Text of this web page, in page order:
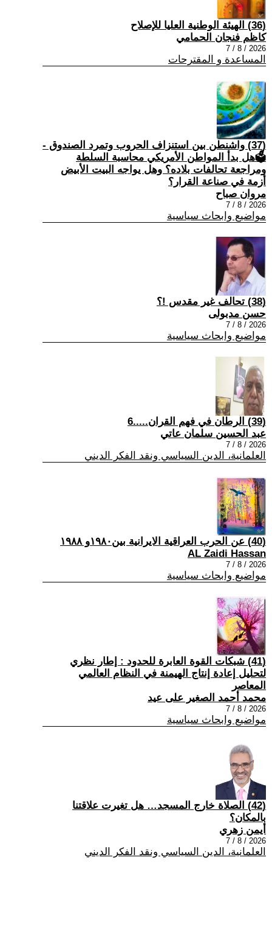
(36) الهيئة الوطنية العليا للإصلاح
كاظم فنجان الحمامي
2026 / 8 / 7
المساعدة و المقترحات
(37) واشنطن بين استنزاف الحروب وتمرد الصندوق -
🗳هل بدأ المواطن الأمريكي محاسبة السلطة
ومراجعة تحالفات بلاده؟ وهل يواجه البيت الأبيض
أزمة في صناعة القرار؟
مروان صباح
2026 / 8 / 7
مواضيع وابحاث سياسية
(38) تحالف غير مقدس !؟
حسن مدبولى
2026 / 8 / 7
مواضيع وابحاث سياسية
(39) الرطان في فهم القران.....6
عبد الحسين سلمان عاتي
2026 / 8 / 7
العلمانية، الدين السياسي ونقد الفكر الديني
(40) عن الحرب العراقية الايرانية بين١٩٨٠و ١٩٨٨
AL Zaidi Hassan
2026 / 8 / 7
مواضيع وابحاث سياسية
(41) شبكات القوة العابرة للحدود : إطار نظري
لتحليل إعادة إنتاج الهيمنة في النظام العالمي
المعاصر
محمد أحمد الصغير على عيد
2026 / 8 / 7
مواضيع وابحاث سياسية
(42) الصلاة خارج المسجد… هل تغيرت علاقتنا
بالمكان؟
أيمن زهري
2026 / 8 / 7
العلمانية، الدين السياسي ونقد الفكر الديني